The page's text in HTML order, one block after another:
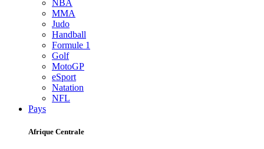
NBA
MMA
Judo
Handball
Formule 1
Golf
MotoGP
eSport
Natation
NFL
Pays
Afrique Centrale